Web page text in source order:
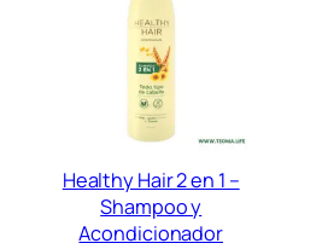
Healthy Hair 2 en 1 –
Shampoo y
Acondicionador